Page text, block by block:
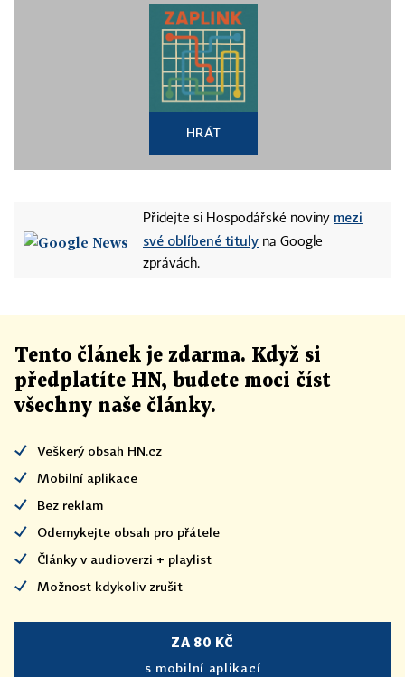
HRÁT
Přidejte si Hospodářské noviny mezi
své oblíbené tituly na Google
zprávách.
Tento článek je zdarma. Když si
předplatíte HN, budete moci číst
všechny naše články.
Veškerý obsah HN.cz
Mobilní aplikace
Bez reklam
Odemykejte obsah pro přátele
Články v audioverzi + playlist
Možnost kdykoliv zrušit
ZA 80 KČ
s mobilní aplikací